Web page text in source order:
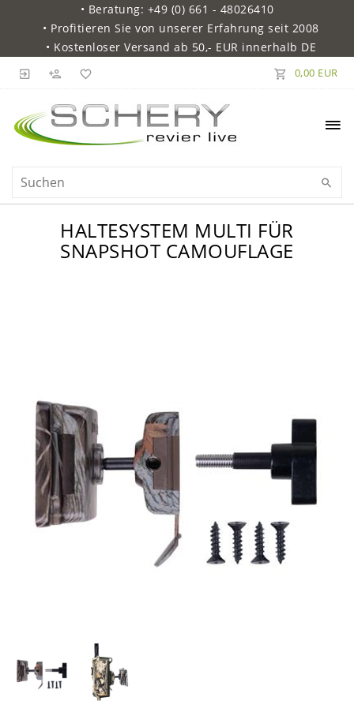
• Beratung: +49 (0) 661 - 48026410
• Profitieren Sie von unserer Erfahrung seit 2008
• Kostenloser Versand ab 50,- EUR innerhalb DE
0,00 EUR
HALTESYSTEM MULTI FÜR
SNAPSHOT CAMOUFLAGE